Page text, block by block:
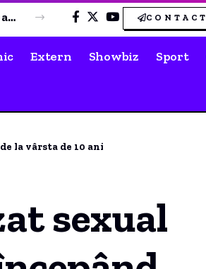
Cum profită Bulgaria de criza generată de nivelul scăzut al Dunării. Exporturile de energie au atins niveluri record. CONTACT
Extern Showbiz Sport
la vârsta de 10 ani
sexual